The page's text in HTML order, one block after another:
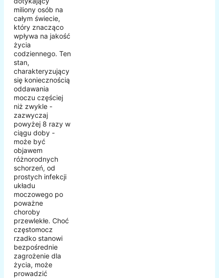
miliony osób na
całym świecie,
który znacząco
wpływa na jakość
życia
codziennego. Ten
stan,
charakteryzujący
się koniecznością
oddawania
moczu częściej
niż zwykle -
zazwyczaj
powyżej 8 razy w
ciągu doby -
może być
objawem
różnorodnych
schorzeń, od
prostych infekcji
układu
moczowego po
poważne
choroby
przewlekłe. Choć
częstomocz
rzadko stanowi
bezpośrednie
zagrożenie dla
życia, może
prowadzić